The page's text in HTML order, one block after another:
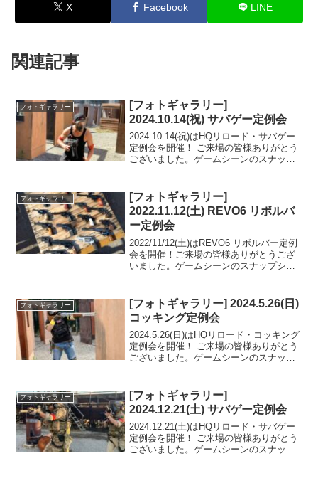
X Facebook LINE
関連記事
フォトギャラリー
[フォトギャラリー]
2024.10.14(祝) サバゲー定例会
2024.10.14(祝)はHQリロード・サバゲー
定例会を開催！ ご来場の皆様ありがとう
ございました。ゲームシーンのスナップ
をお待ちしております。フォトアルバム
をみる...
フォトギャラリー
[フォトギャラリー]
2022.11.12(土) REVO6 リボルバ
ー定例会
2022/11/12(土)はREVO6 リボルバー定例
会を開催！ご来場の皆様ありがとうござ
いました。ゲームシーンのスナップショ
しております。フォトアルバムをみる
(Go...
フォトギャラリー
[フォトギャラリー] 2024.5.26(日)
コッキング定例会
2024.5.26(日)はHQリロード・コッキング
定例会を開催！ ご来場の皆様ありがとう
ございました。ゲームシーンのスナップ
をお待ちしております。フォトアルバム
をみる...
フォトギャラリー
[フォトギャラリー]
2024.12.21(土) サバゲー定例会
2024.12.21(土)はHQリロード・サバゲー
定例会を開催！ ご来場の皆様ありがとう
ございました。ゲームシーンのスナップ